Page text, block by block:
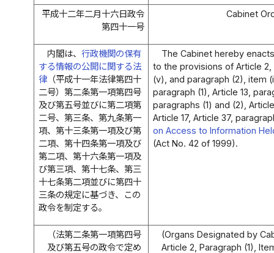
平成十二年二月十六日政令
第四十一号
Cabinet
内閣は、行政機関の保有
する情報の公開に関する法
律（平成十一年法律第四十
二号）第二条第一項第四号
及び第五号並びに第二項第
二号、第三条、第九条第一
項、第十三条第一項及び第
二項、第十四条第一項及び
第二項、第十六条第一項及
び第三項、第十七条、第三
十七条第二項並びに第四十
三条の規定に基づき、この
政令を制定する。
The Cabinet hereby
to the provisions of Article
(v), and paragraph (2), item
paragraph (1), Article 13,
paragraphs (1) and (2),
Article 17, Article 37,
on Access to Information
(Act No. 42 of 1999).
（法第二条第一項第四号
及び第五号の政令で定め
(Organs Designated by
Article 2, Paragraph (1),